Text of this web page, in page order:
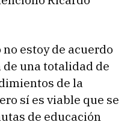
estoy de acuerdo
una totalidad de
de la
sí es viable que se
de educación